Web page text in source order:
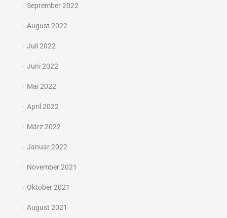
September 2022
August 2022
Juli 2022
Juni 2022
Mai 2022
April 2022
März 2022
Januar 2022
November 2021
Oktober 2021
August 2021